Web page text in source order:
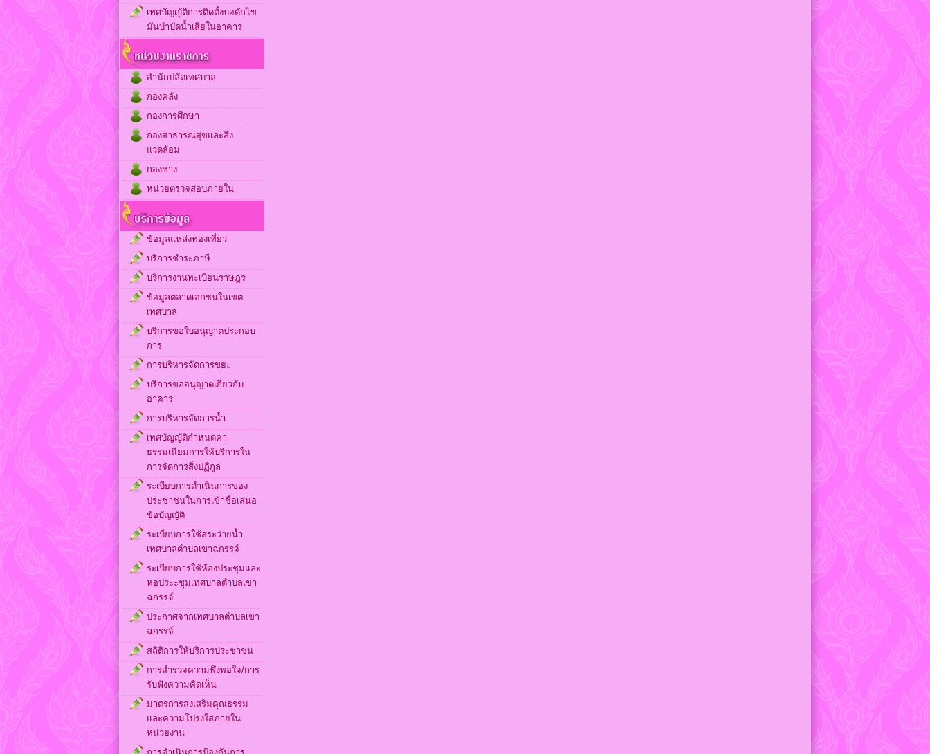
เทศบัญญัติการติดตั้งบ่อดักไข
มันบำบัดน้ำเสียในอาคาร
สำนักปลัดเทศบาล
กองคลัง
กองการศึกษา
กองสาธารณสุขและสิ่ง
แวดล้อม
กองช่าง
หน่วยตรวจสอบภายใน
ข้อมูลแหล่งท่องเที่ยว
บริการชำระภาษี
บริการงานทะเบียนราษฎร
ข้อมูลตลาดเอกชนในเขต
เทศบาล
บริการขอใบอนุญาตประกอบ
การ
การบริหารจัดการขยะ
บริการขออนุญาตเกี่ยวกับ
อาคาร
การบริหารจัดการน้ำ
เทศบัญญัติกำหนดค่า
ธรรมเนียมการให้บริการใน
การจัดการสิ่งปฏิกูล
ระเบียบการดำเนินการของ
ประชาชนในการเข้าชื่อเสนอ
ข้อบัญญัติ
ระเบียบการใช้สระว่ายน้ำ
เทศบาลตำบลเขาฉกรรจ์
ระเบียบการใช้ห้องประชุมและ
หอประะชุมเทศบาลตำบลเขา
ฉกรรจ์
ประกาศจากเทศบาลตำบลเขา
ฉกรรจ์
สถิติการให้บริการประชาชน
การสำรวจความพึงพอใจ/การ
รับฟังความคิดเห็น
มาตรการส่งเสริมคุณธรรม
และความโปร่งใสภายใน
หน่วยงาน